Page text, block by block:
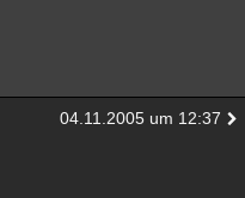
Gaming Filme
04.11.2005 um 12:37